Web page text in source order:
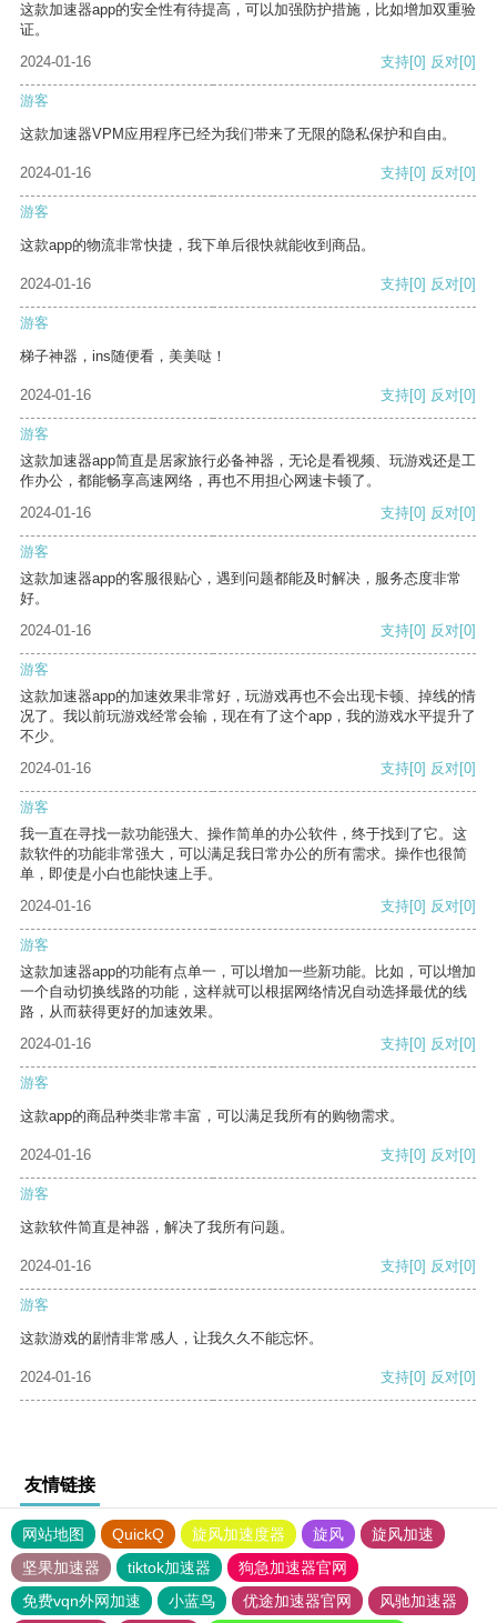
这款加速器app的安全性有待提高，可以加强防护措施，比如增加双重验
证。
2024-01-16
支持[0] 反对[0]
游客
这款加速器VPM应用程序已经为我们带来了无限的隐私保护和自由。
2024-01-16 支持[0] 反对[0]
游客
这款app的物流非常快捷，我下单后很快就能收到商品。
2024-01-16 支持[0] 反对[0]
游客
梯子神器，ins随便看，美美哒！
2024-01-16 支持[0] 反对[0]
游客
这款加速器app简直是居家旅行必备神器，无论是看视频、玩游戏还是工
作办公，都能畅享高速网络，再也不用担心网速卡顿了。
2024-01-16
支持[0] 反对[0]
游客
这款加速器app的客服很贴心，遇到问题都能及时解决，服务态度非常
好。
2024-01-16
支持[0] 反对[0]
游客
这款加速器app的加速效果非常好，玩游戏再也不会出现卡顿、掉线的情
况了。我以前玩游戏经常会输，现在有了这个app，我的游戏水平提升了
不少。
2024-01-16
支持[0] 反对[0]
游客
我一直在寻找一款功能强大、操作简单的办公软件，终于找到了它。这
款软件的功能非常强大，可以满足我日常办公的所有需求。操作也很简
单，即使是小白也能快速上手。
2024-01-16
支持[0] 反对[0]
游客
这款加速器app的功能有点单一，可以增加一些新功能。比如，可以增加
一个自动切换线路的功能，这样就可以根据网络情况自动选择最优的线
路，从而获得更好的加速效果。
2024-01-16
支持[0] 反对[0]
游客
这款app的商品种类非常丰富，可以满足我所有的购物需求。
2024-01-16 支持[0] 反对[0]
游客
这款软件简直是神器，解决了我所有问题。
2024-01-16 支持[0] 反对[0]
游客
这款游戏的剧情非常感人，让我久久不能忘怀。
2024-01-16 支持[0] 反对[0]
友情链接
网站地图 QuickQ 旋风加速度器 旋风
旋风加速
坚果加速器
tiktok加速器
狗急加速器官网
免费vqn外网加速
小蓝鸟 优途加速器官网 风驰加速器